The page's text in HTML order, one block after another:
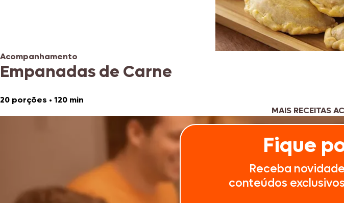
Acompanhamento
Empanadas de Carne
20 porções • 120 min
MAIS RECEITAS
Fique
Receba
conteúdos